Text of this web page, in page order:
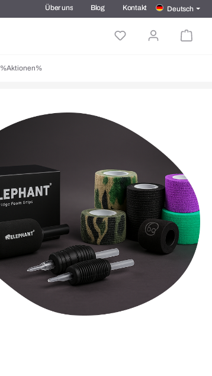
Über uns Blog Kontakt Deutsch
%Aktionen%